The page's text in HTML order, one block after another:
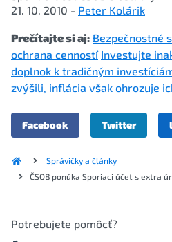
21. 10. 2010 - Peter Kolárik
Prečítajte si aj: Bezpečnostné
ochrana cenností Investujte
doplnok k tradičným
zvýšili, inflácia však ohrozuje
Facebook Twitter
Správičky a články
ČSOB ponúka Sporiaci účet s extra
Potrebujete pomôcť?